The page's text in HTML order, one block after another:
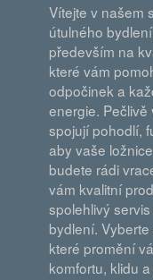
Vítejte v našem
útulného
především na
které vám
odpočinek a
energie.
spojují pohodlí,
aby vaše
budete rádi
vám kvalitní
spolehlivý
bydlení.
které promění
komfortu, klidu